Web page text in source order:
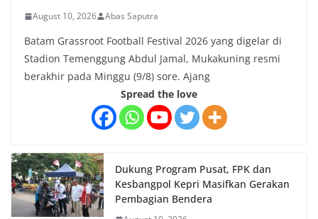
August 10, 2026 Abas Saputra
Batam Grassroot Football Festival 2026 yang digelar di
Stadion Temenggung Abdul Jamal, Mukakuning resmi
berakhir pada Minggu (9/8) sore. Ajang
Spread the love
Dukung Program Pusat, FPK dan
Kesbangpol Kepri Masifkan Gerakan
Pembagian Bendera